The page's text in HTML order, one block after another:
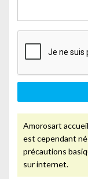
Amorosart
est cependant
précautions
sur internet.